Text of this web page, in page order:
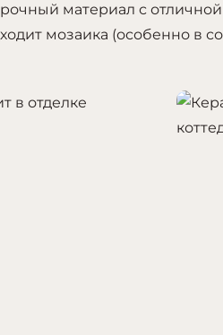
материал с
мозаика (особенно в